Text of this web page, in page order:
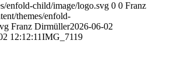
enfold-child/image/logo.svg 0 0 Franz
themes/enfold-
Franz Dirmüller2026-06-02
12:12:11IMG_7119